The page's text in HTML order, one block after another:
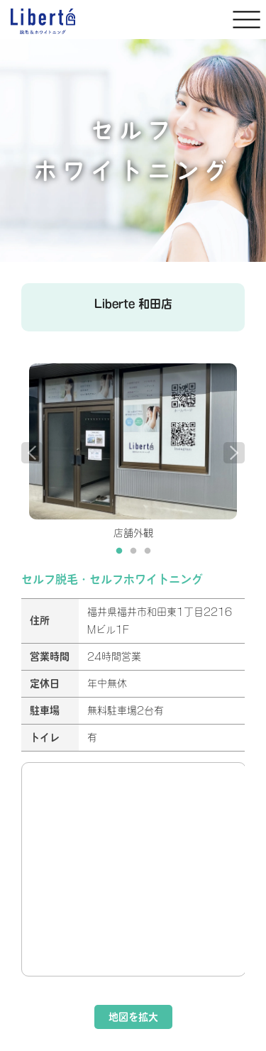
セルフ
ホワイトニング
Liberte 和田店
店舗外観
セルフ脱毛・セルフホワイトニング
住所
福井県福井市和田東1丁目2216
Mビル1F
営業時間 24時間営業
定休日 年中無休
駐車場 無料駐車場2台有
トイレ 有
地図を拡大